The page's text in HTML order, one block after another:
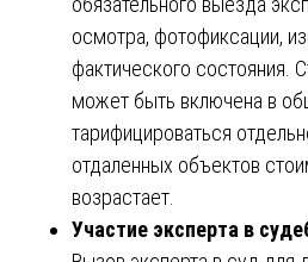
осмотра, фотофиксации,
фактического состояния.
может быть включена в
тарифицироваться
отдаленных объектов
возрастает.
Участие эксперта в